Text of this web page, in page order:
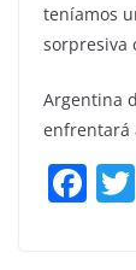
teníamos
sorpresiva
Argentina
enfrentará
F
a